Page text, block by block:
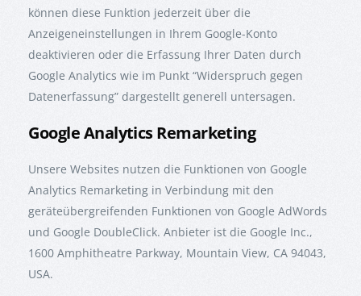
können diese Funktion jederzeit über die
Anzeigeneinstellungen in Ihrem Google-Konto
deaktivieren oder die Erfassung Ihrer Daten durch
Google Analytics wie im Punkt “Widerspruch gegen
Datenerfassung” dargestellt generell untersagen.
Google Analytics Remarketing
Unsere Websites nutzen die Funktionen von Google
Analytics Remarketing in Verbindung mit den
geräteübergreifenden Funktionen von Google AdWords
und Google DoubleClick. Anbieter ist die Google Inc.,
1600 Amphitheatre Parkway, Mountain View, CA 94043,
USA.